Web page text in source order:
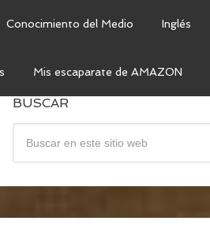
Conocimiento del Medio Inglés
Mis escaparate de AMAZON
BUSCAR